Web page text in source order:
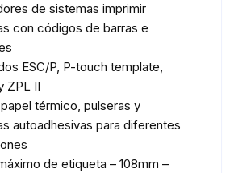
de sistemas imprimir
con códigos de barras e
ESC/P, P-touch template,
ZPL II
térmico, pulseras y
autoadhesivas para diferentes
de etiqueta – 108mm –